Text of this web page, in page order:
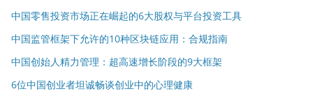
中国零售投资市场正在崛起的6大股权与平台投资工具
中国监管框架下允许的10种区块链应用：合规指南
中国创始人精力管理：超高速增长阶段的9大框架
6位中国创业者坦诚畅谈创业中的心理健康